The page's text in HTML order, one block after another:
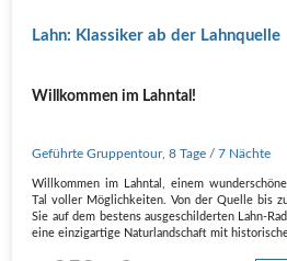
Lahn: Klassiker ab der Lahnquelle
Willkommen im Lahntal!
Geführte Gruppentour,8 Tage/ 7 Nächte
Willkommen im Lahntal, einem
Tal voller Möglichkeiten. Von der Quelle bis
Sie auf dem bestens ausgeschilderten Lahn-
eine einzigartige Naturlandschaft mit